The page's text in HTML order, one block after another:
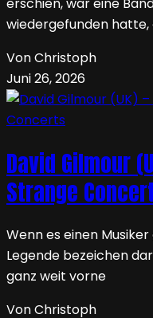
wiedergefunden hatte,
Von Christoph
Juni 26, 2026
David Gilmour
Strange
Wenn es einen
Legende bezeichen
ganz weit vorne
Von Christoph